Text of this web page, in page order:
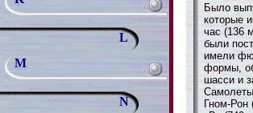
L
M
N
Было
которые
час (136
были
имели
формы,
шасси и
Гном-Рон